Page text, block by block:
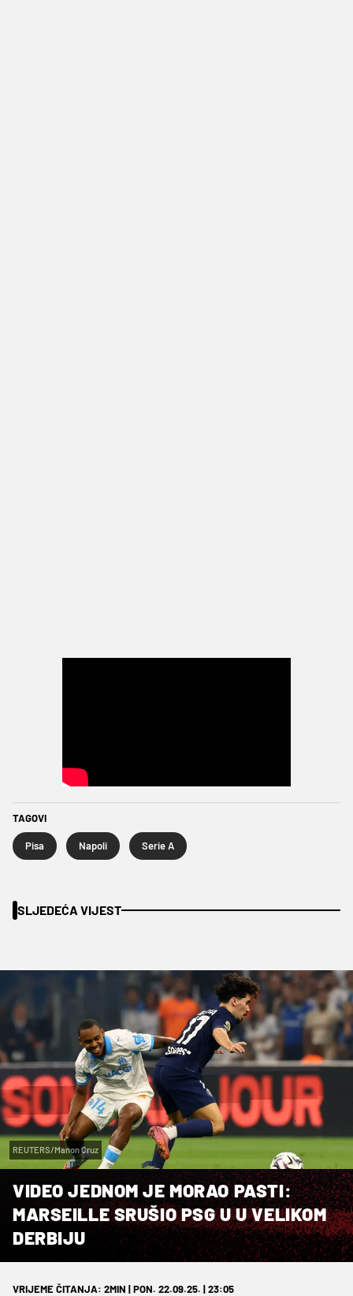
TAGOVI
Pisa Napoli Serie A
SLJEDEĆA VIJEST
REUTERS/Manon Cruz
VIDEO JEDNOM JE MORAO PASTI:
MARSEILLE SRUŠIO PSG U U VELIKOM
DERBIJU
VRIJEME ČITANJA: 2MIN | PON. 22.09.25. | 23:05